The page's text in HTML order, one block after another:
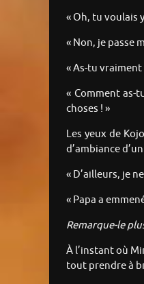
« Oh, tu voulais
« Non, je passe
« As-tu vraiment
« Comment as-
choses ! »
Les yeux de
d’ambiance
« D’ailleurs, je
« Papa a
Remarque-le
À l’instant où
tout prendre à